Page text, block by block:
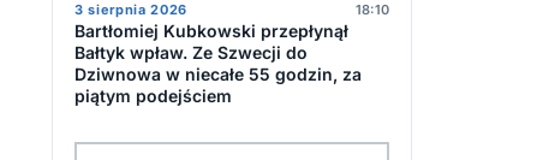
3 sierpnia 2026 18:10
Bartłomiej Kubkowski przepłynął
Bałtyk wpław. Ze Szwecji do
Dziwnowa w niecałe 55 godzin, za
piątym podejściem